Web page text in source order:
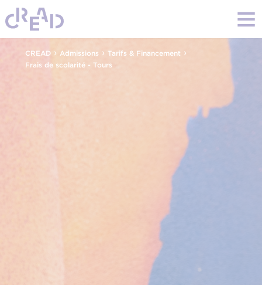
CREAD› Admissions › Tarifs & Financement ›
Frais de scolarité - Tours